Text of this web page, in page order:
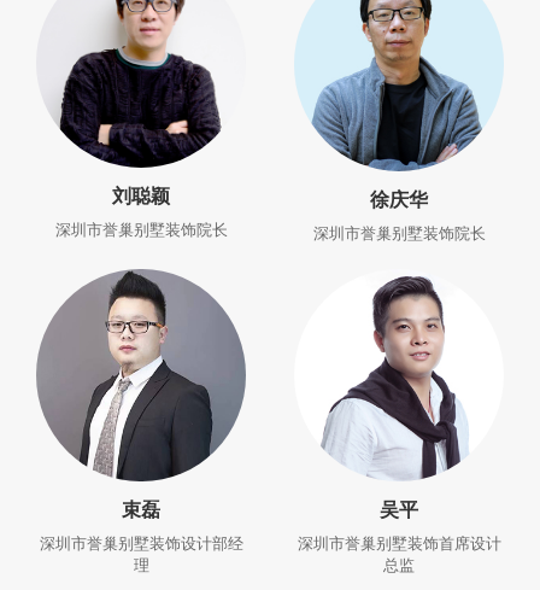
刘聪颖
深圳市誉巢别墅装饰院长
徐庆华
深圳市誉巢别墅装饰院长
束磊
深圳市誉巢别墅装饰设计部经
理
吴平
深圳市誉巢别墅装饰首席设计
总监